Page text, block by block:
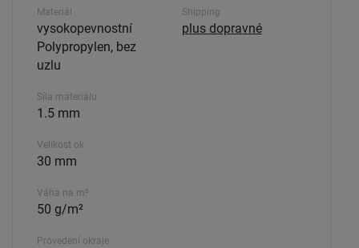
Materiál
vysokopevnostní
Polypropylen, bez
uzlu
Síla materiálu
1.5 mm
Velikost ok
30 mm
Váha na m²
50 g/m²
Provedení okraje
Shipping
plus dopravné